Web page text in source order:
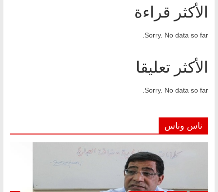
الأكثر قراءة
Sorry. No data so far.
الأكثر تعليقا
Sorry. No data so far.
ناس وناس